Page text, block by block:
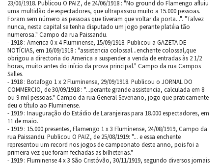
23/06/1918. Publicou O PAIZ, de 24/06/1918 : "No ground do Flamengo afluiu
uma multidão de espectadores, que ultrapassou muito a 15.000 pessoas.
Foram sem número as pessoas que tiveram que voltar da porta...". "Talvez
nunca, nesta capital se tenha disputado um jogo perante platéia tão
numerosa." Campo da rua Paissandu.
- 1918 : America 0 x 4 Fluminense, 15/09/1918. Publicou a GAZETA DE
NOTÍCIAS, em 16/09/1918 : "assistencia colossal...enchente colossal,que
obrigou a directoria do America a suspender a venda de entradas às 2 1/2
horas, muito antes do início da prova principal." Campo da rua Campos
Salles.
- 1918 : Botafogo 1 x 2 Fluminense, 29/09/1918. Publicou o JORNAL DO
COMMERCIO, de 30/09/1918 : "...perante grande assistencia, calculada em 8
ou 9 mil pessoas." Campo da rua General Severiano, jogo que praticamente
deu o título ao Fluminense.
- 1919 : Inauguração do Estádio de Laranjeiras para 18.000 espectadores, em
11 de maio.
- 1919 : 15.000 presentes, Flamengo 1 x 3 Fluminense, 24/08/1919, Campo da
rua Paissandu. Publicou O PAIZ, de 25/08/1919: "... e essa enchente
representou um record nos jogos de campeonato deste anno, pois foi a
primeira vez que foram fechadas as bilheterias."
- 1919 : Fluminense 4 x 3 São Cristóvão, 30/11/1919, segundo diversos jornais